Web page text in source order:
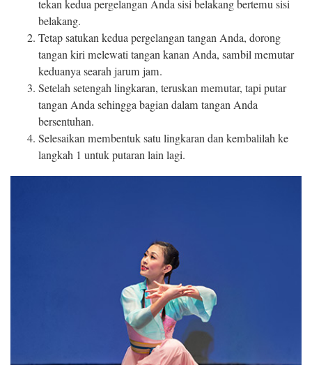
tekan kedua pergelangan Anda sisi belakang bertemu sisi
belakang.
Tetap satukan kedua pergelangan tangan Anda, dorong
tangan kiri melewati tangan kanan Anda, sambil memutar
keduanya searah jarum jam.
Setelah setengah lingkaran, teruskan memutar, tapi putar
tangan Anda sehingga bagian dalam tangan Anda
bersentuhan.
Selesaikan membentuk satu lingkaran dan kembalilah ke
langkah 1 untuk putaran lain lagi.